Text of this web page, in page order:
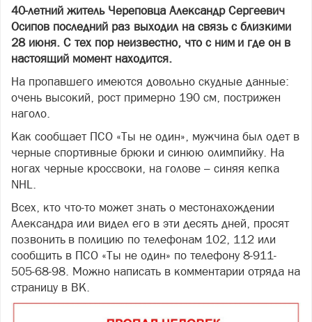
40-летний житель Череповца Александр Сергеевич
Осипов последний раз выходил на связь с близкими
28 июня. С тех пор неизвестно, что с ним и где он в
настоящий момент находится.
На пропавшего имеются довольно скудные данные:
очень высокий, рост примерно 190 см, пострижен
наголо.
Как сообщает ПСО «Ты не один», мужчина был одет в
черные спортивные брюки и синюю олимпийку. На
ногах черные кроссвоки, на голове – синяя кепка
NHL.
Всех, кто что-то может знать о местонахождении
Александра или видел его в эти десять дней, просят
позвонить в полицию по телефонам 102, 112 или
сообщить в ПСО «Ты не один» по телефону 8-911-
505-68-98. Можно написать в комментарии отряда на
страницу в ВК.